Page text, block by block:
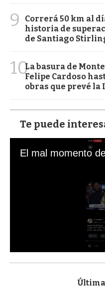
9
Correrá 50 km al
historia de
de Santiago
10La basura de
Felipe Cardoso
obras que prevé la
Te puede
s